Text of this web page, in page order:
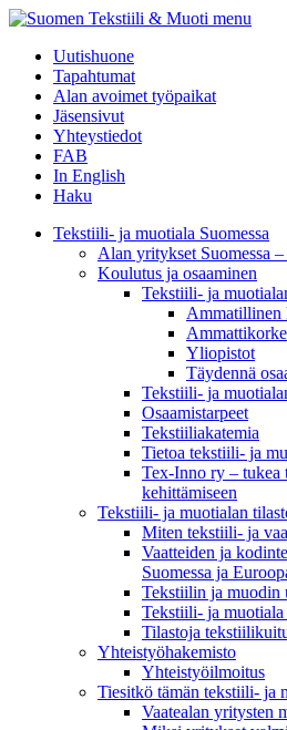
menu
Uutishuone
Tapahtumat
Alan avoimet työpaikat
Jäsensivut
Yhteystiedot
FAB
In English
Haku
Tekstiili- ja muotiala Suomessa
Alan yritykset Suomessa
Koulutus ja osaaminen
Tekstiili- ja
Ammatillinen
Yliopistot
Täydennä
Tekstiili- ja
Osaamistarpeet
Tekstiiliakatemia
Tietoa tekstiili- ja
Tex-Inno ry – tukea
kehittämiseen
Tekstiili- ja muotialan
Miten tekstiili- ja
Vaatteiden ja
Suomessa ja
Tekstiilin ja muodin
Tekstiili- ja muotiala
Tilastoja
Yhteistyö­hakemisto
Yhteistyöilmoitus
Tiesitkö tämän tekstiili- ja
Vaatealan yritysten